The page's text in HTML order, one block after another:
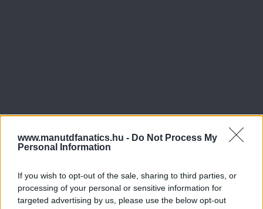
www.manutdfanatics.hu - Do Not Process My
Personal Information
If you wish to opt-out of the sale, sharing to third parties, or
processing of your personal or sensitive information for
targeted advertising by us, please use the below opt-out